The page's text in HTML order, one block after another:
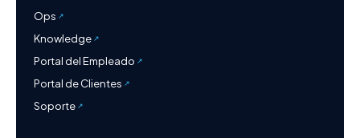
Ops
Knowledge
Portal del Empleado
Portal de Clientes
Soporte